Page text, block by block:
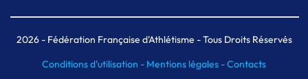
Meeting de Paris indoor
MAIF Ekiden de Paris
2026- Fédération Française d'Athlétisme - Tous Droits Réservés
Conditions d'utilisation - Mentions légales -Contacts